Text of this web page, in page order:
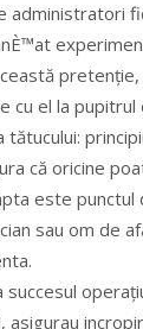
administratori
cu el la
că oricine
este
sau om de
succesul
asigurau